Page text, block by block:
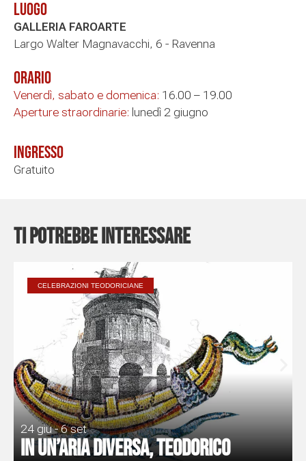
Luogo
GALLERIA FAROARTE
Largo Walter Magnavacchi, 6 - Ravenna
Orario
Venerdì, sabato e domenica: 16.00 – 19.00
Aperture straordinarie: lunedì 2 giugno
Ingresso
Gratuito
Ti potrebbe interessare
CELEBRAZIONI TEODORICIANE
24 giu - 6 set
In un’aria diversa, Teodorico